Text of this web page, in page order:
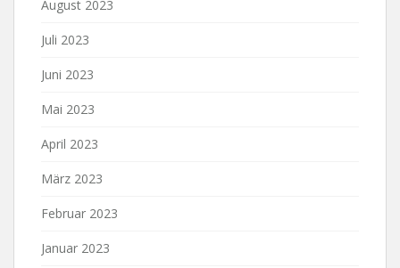
August 2023
Juli 2023
Juni 2023
Mai 2023
April 2023
März 2023
Februar 2023
Januar 2023